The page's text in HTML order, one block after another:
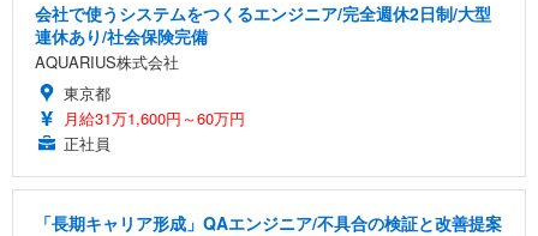
会社で使うシステムをつくるエンジニア/完全週休2日制/大型
連休あり/社会保険完備
AQUARIUS株式会社
東京都
月給31万1,600円～60万円
正社員
「長期キャリア形成」QAエンジニア/不具合の検証と改善提案